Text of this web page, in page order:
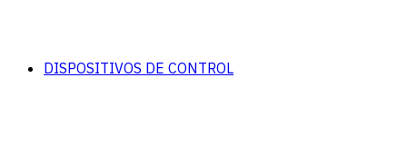
DISPOSITIVOS DE CONTROL